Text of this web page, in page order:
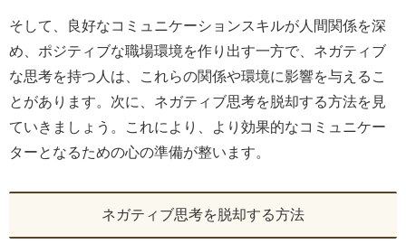
そして、良好なコミュニケーションスキルが人間関係を深
め、ポジティブな職場環境を作り出す一方で、ネガティブ
な思考を持つ人は、これらの関係や環境に影響を与えるこ
とがあります。次に、ネガティブ思考を脱却する方法を見
ていきましょう。これにより、より効果的なコミュニケー
ターとなるための心の準備が整います。
ネガティブ思考を脱却する方法